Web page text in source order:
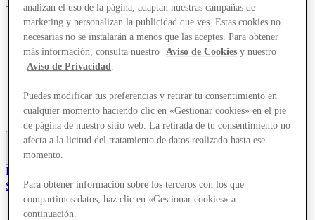
Tiendas
Ofertas
Planifica tu visita
¿Qué pasa?
Comer y beber
Descubre la región
Tarjeta regalo
Más
El Club
Salvado
es
analizan el uso de la página, adaptan nuestras campañas de
marketing y personalizan la publicidad que ves. Estas cookies no
necesarias no se instalarán a menos que las aceptes. Para obtener
más información, consulta nuestro
Aviso de Cookies y nuestro
Aviso de Privacidad
Puedes modificar tus preferencias y retirar tu consentimiento en
cualquier momento haciendo clic en «Gestionar cookies» en el pie
de página de nuestro sitio web. La retirada de tu consentimiento no
afecta a la licitud del tratamiento de datos realizado hasta ese
momento.
Para obtener información sobre los terceros con los que
compartimos datos, haz clic en «Gestionar cookies» a
continuación.